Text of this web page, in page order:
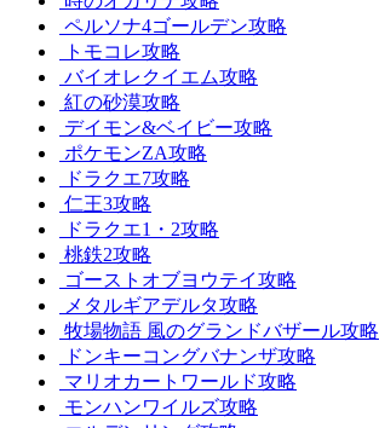
ペルソナ4ゴールデン攻略
トモコレ攻略
バイオレクイエム攻略
紅の砂漠攻略
デイモン&ベイビー攻略
ポケモンZA攻略
ドラクエ7攻略
仁王3攻略
ドラクエ1・2攻略
桃鉄2攻略
ゴーストオブヨウテイ攻略
メタルギアデルタ攻略
牧場物語 風のグランドバザール攻略
ドンキーコングバナンザ攻略
マリオカートワールド攻略
モンハンワイルズ攻略